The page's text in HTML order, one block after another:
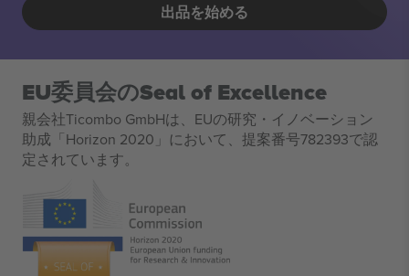
出品を始める
EU委員会のSeal of Excellence
親会社Ticombo GmbHは、EUの研究・イノベーション
助成「Horizon 2020」において、提案番号782393で認
定されています。